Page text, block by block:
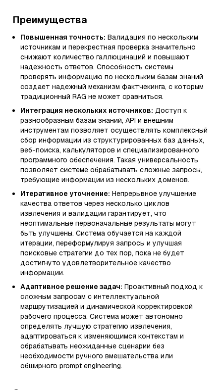
Преимущества
Повышенная точность: Валидация по нескольким
источникам и перекрестная проверка значительно
снижают количество галлюцинаций и повышают
надежность ответов. Способность системы
проверять информацию по нескольким базам знаний
создает надежный механизм фактчекинга, с которым
традиционный RAG не может сравниться.
Интеграция нескольких источников: Доступ к
разнообразным базам знаний, API и внешним
инструментам позволяет осуществлять комплексный
сбор информации из структурированных баз данных,
веб-поиска, калькуляторов и специализированного
программного обеспечения. Такая универсальность
позволяет системе обрабатывать сложные запросы,
требующие информации из нескольких доменов.
Итеративное уточнение: Непрерывное улучшение
качества ответов через несколько циклов
извлечения и валидации гарантирует, что
неоптимальные первоначальные результаты могут
быть улучшены. Система обучается на каждой
итерации, переформулируя запросы и улучшая
поисковые стратегии до тех пор, пока не будет
достигнуто удовлетворительное качество
информации.
Адаптивное решение задач: Проактивный подход к
сложным запросам с интеллектуальной
маршрутизацией и динамической корректировкой
рабочего процесса. Система может автономно
определять лучшую стратегию извлечения,
адаптироваться к изменяющимся контекстам и
обрабатывать неожиданные сценарии без
необходимости ручного вмешательства или
обширного prompt engineering.